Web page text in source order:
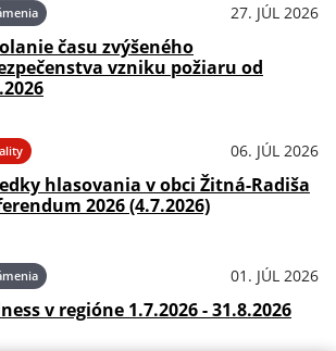
27. JÚL 2026
času zvýšeného
vzniku požiaru od
06. JÚL 2026
hlasovania v obci Žitná-Radiša
2026 (4.7.2026)
01. JÚL 2026
v regióne 1.7.2026 - 31.8.2026